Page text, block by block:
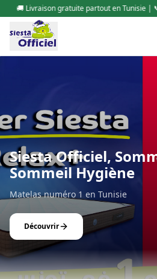
| 📞 +216 99 015 100 | Paiement à la
Siesta Officiel,
Sommeil Hygiène
Matelas numéro 1 en Tunisie
Découvrir